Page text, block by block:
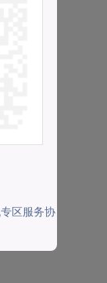
区服务协